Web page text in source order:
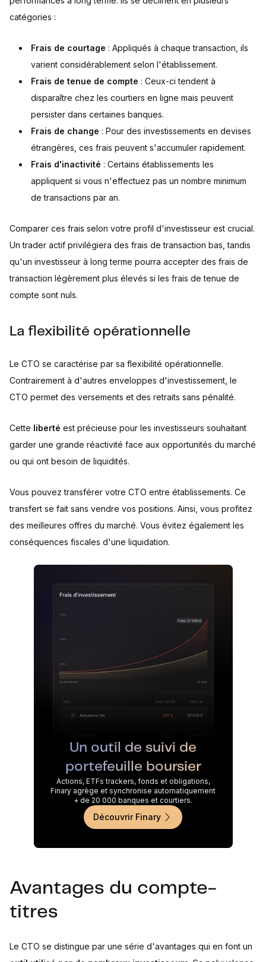
catégories :
Frais de courtage : Appliqués à chaque transaction, ils
varient considérablement selon l'établissement.
Frais de tenue de compte : Ceux-ci tendent à
disparaître chez les courtiers en ligne mais peuvent
persister dans certaines banques.
Frais de change : Pour des investissements en devises
étrangères, ces frais peuvent s'accumuler rapidement.
Frais d'inactivité : Certains établissements les
appliquent si vous n'effectuez pas un nombre minimum
de transactions par an.
Comparer ces frais selon votre profil d'investisseur est crucial.
Un trader actif privilégiera des frais de transaction bas, tandis
qu'un investisseur à long terme pourra accepter des frais de
transaction légèrement plus élevés si les frais de tenue de
compte sont nuls.
La flexibilité opérationnelle
Le CTO se caractérise par sa flexibilité opérationnelle.
Contrairement à d'autres enveloppes d'investissement, le
CTO permet des versements et des retraits sans pénalité.
Cette liberté est précieuse pour les investisseurs souhaitant
garder une grande réactivité face aux opportunités du marché
ou qui ont besoin de liquidités.
Vous pouvez transférer votre CTO entre établissements. Ce
transfert se fait sans vendre vos positions. Ainsi, vous profitez
des meilleures offres du marché. Vous évitez également les
conséquences fiscales d'une liquidation.
Un outil de suivi de
portefeuille boursier
Actions, ETFs trackers, fonds et obligations,
Finary agrège et synchronise automatiquement
+ de 20 000 banques et courtiers.
Découvrir Finary
Avantages du compte-
titres
Le CTO se distingue par une série d'avantages qui en font un